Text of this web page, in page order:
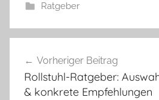
Ratgeber
Vorheriger Beitrag
Rollstuhl-Ratgeber:
& konkrete Empfehlungen